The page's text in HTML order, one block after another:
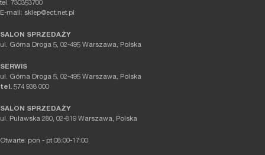
tel. 730353700
E-mail: sklep@ect.net.pl
SALON SPRZEDAŻY
ul. Górna Droga 5, 02-495 Warszawa, Polska
SERWIS
ul. Górna Droga 5, 02-495 Warszawa, Polska
tel. 574 938 000
SALON SPRZEDAŻY
ul. Puławska 280, 02-819 Warszawa, Polska
Otwarte: pon - pt 08:00-17:00